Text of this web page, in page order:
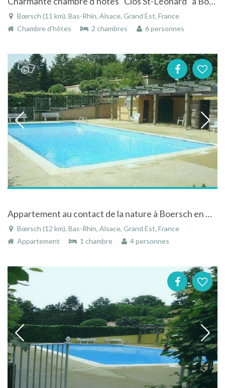
Bœrsch (11 km), Bas-Rhin, Alsace, Grand Est, France
Chambre d'hôtes
2 chambres 6 personnes
Appartement au contact de la nature à Boersch en Alsace
Bœrsch (12 km), Bas-Rhin, Alsace, Grand Est, France
Appartement
1 chambre 4 personnes